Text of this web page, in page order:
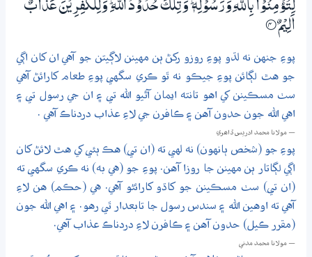
لِتُؤْمِنُوْا بِاللّٰهِ وَرَسُوْلِهٖ ۭ وَتِلْكَ حُدُوْدُ اللّٰهِ ۭ وَلِلْكٰفِرِيْنَ عَذَابٌ
اَلِيْمٌ 4‏۝
پوءِ جنهن نه لڌو پوءِ روزو رکڻ ٻن مهينن لاڳيتن جو آهي ان کان اڳي
جو هٿ لڳائن پوءِ جيڪو نه ٿو ڪري سگهي پوءِ طعام کارائڻ آهي
سٺ مسڪينن کي اهو تانته ايمان آڻيو الله تي ۽ ان جي رسول تي ۽
اهي الله جون حدون آهن ۽ ڪافرن جي لاءِ عذاب دردناڪ آهي .
— مولانا محمد ادريس ڏاھري
پوءِ جو (شخص ٻانهون) نه لهي ته (ان تي) هڪ ٻئي کي هٿ لائڻ کان
اڳي لڳاتار ٻن مهينن جا روزا آهن. پوءِ جو (هي به) نه ڪري سگهي ته
(ان تي) سٺ مسڪينن جو کاڌو کارائڻو آهي. هي (حڪم) هن لاءِ
آهي ته اوهين الله ۽ سندس رسول جا تابعدار ٿي رهو. ۽ اهي الله جون
(مقرر ڪيل) حدون آهن ۽ ڪافرن لاءِ دردناڪ عذاب آهي.
— مولانا محمد مدني